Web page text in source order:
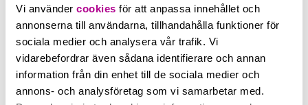
Vi använder cookies för att anpassa innehållet och
annonserna till användarna, tillhandahålla funktioner för
sociala medier och analysera vår trafik. Vi
vidarebefordrar även sådana identifierare och annan
information från din enhet till de sociala medier och
annons- och analysföretag som vi samarbetar med.